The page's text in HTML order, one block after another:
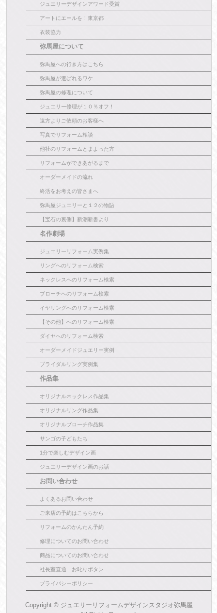
ジュエリーデザインアワード受賞
アートにエールを！東京都
衣装協力
弥馬屋について
弥馬屋への行き方はこちら
弥馬屋が選ばれるワケ
弥馬屋の修理について
ジュエリー修理が１０％オフ！
遠方よりご依頼のお客様へ
写真でリフォーム相談
他社のリフォームとまよった方
リフォームができあがるまで
オーダーメイドの流れ
終活をお考えの皆さまへ
弥馬屋ジュエリーと１２の物語
【宝石の裏側】新潮新書より
名作劇場
ジュエリーリフォーム実例集
リングへのリフォーム検索
ネックレスへのリフォーム検索
ブローチへのリフォーム検索
イヤリングへのリフォーム検索
【その他】へのリフォーム検索
ダイヤへのリフォーム検索
オーダーメイドジュエリー実例
ブライダルリング実例集
作品集
オリジナルネックレス作品集
オリジナルリング作品集
オリジナルブローチ作品集
サンゴの子どもたち
1分で楽しむデザイン画
ジュエリーデザイン画のお話
お問い合わせ
よくあるお問い合わせ
ご来店の予約はこちらから
リフォームのかんたん予約
修理についてのお問い合わせ
商品についてのお問い合わせ
社長室直通 お叱りボタン
プライバシーポリシー
Copyright © ジュエリーリフォームデザインスタジオ弥馬屋